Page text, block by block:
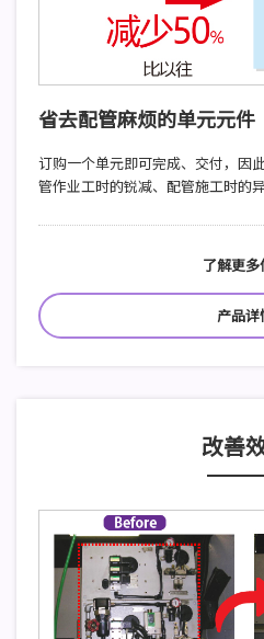
省去配管麻烦的单元元件
订购一个单元即可完成、交付，因
管作业工时的锐减、配管施工时的异
了解更多
产品详
改善